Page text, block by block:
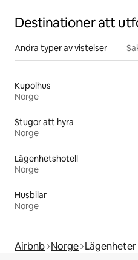
Destinationer att
Andra typer av vistelser
Kupolhus
Norge
Stugor att hyra
Norge
Lägenhetshotell
Norge
Husbilar
Norge
Airbnb Norge